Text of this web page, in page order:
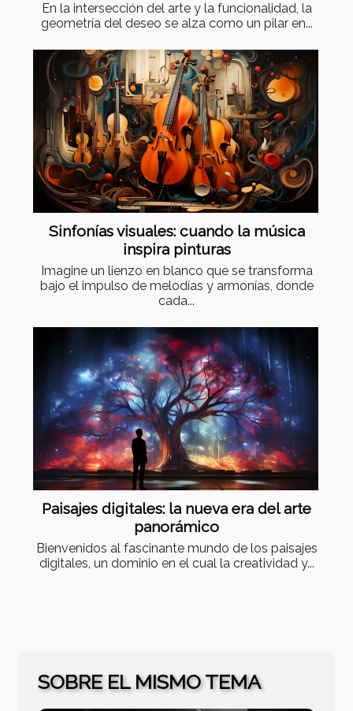
En la intersección del arte y la funcionalidad, la
geometría del deseo se alza como un pilar en...
Sinfonías visuales: cuando la música
inspira pinturas
Imagine un lienzo en blanco que se transforma
bajo el impulso de melodías y armonías, donde
cada...
Paisajes digitales: la nueva era del arte
panorámico
Bienvenidos al fascinante mundo de los paisajes
digitales, un dominio en el cual la creatividad y...
SOBRE EL MISMO TEMA